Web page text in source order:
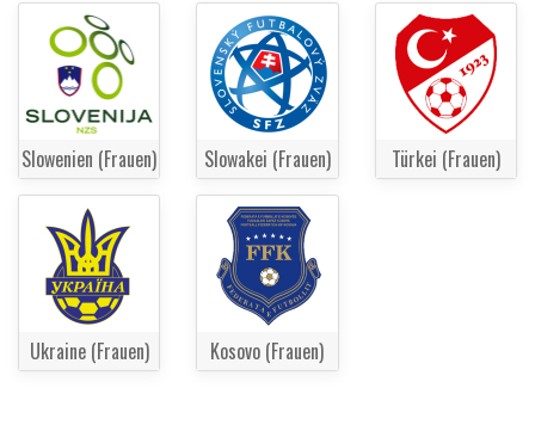
Slowenien (Frauen) Slowakei (Frauen) Türkei (Frauen)
Ukraine (Frauen) Kosovo (Frauen)